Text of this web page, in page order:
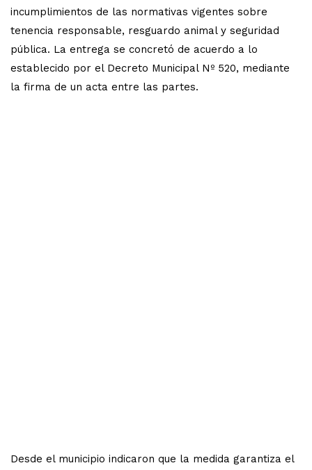
incumplimientos de las normativas vigentes sobre
tenencia responsable, resguardo animal y seguridad
pública. La entrega se concretó de acuerdo a lo
establecido por el Decreto Municipal Nº 520, mediante
la firma de un acta entre las partes.
Desde el municipio indicaron que la medida garantiza el